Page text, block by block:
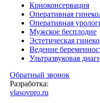
Криоконсервация
Оперативная
Оперативная
Мужское бесплодие
Эстетическая
Ведение
Ультразвуковая
Обратный звонок
Разработка:
vlasovpro.ru